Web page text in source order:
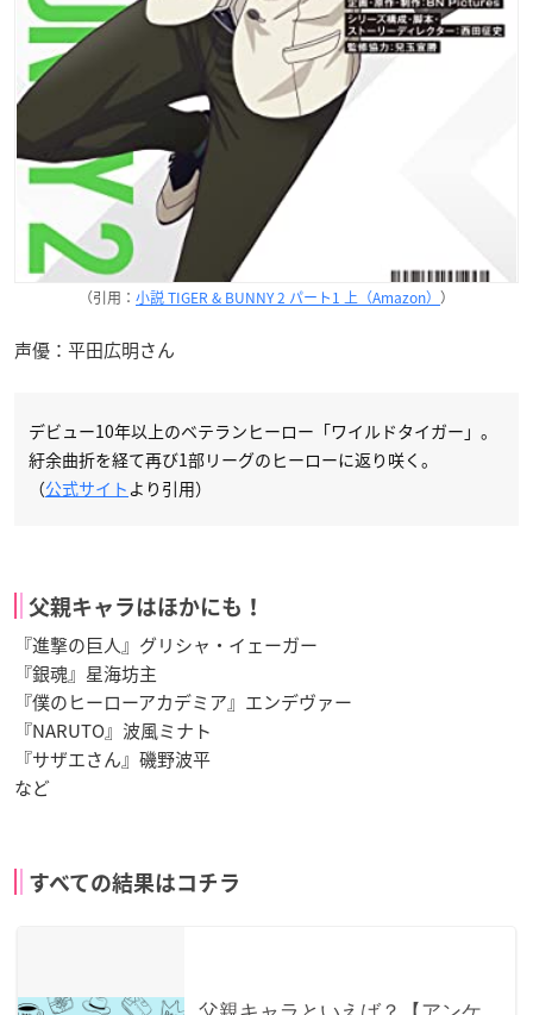
（引用： 小説 TIGER & BUNNY 2 パート1 上（Amazon） ）
声優：平田広明さん
デビュー10年以上のベテランヒーロー「ワイルドタイガー」。
紆余曲折を経て再び1部リーグのヒーローに返り咲く。
（公式サイト より引用）
父親キャラはほかにも！
『進撃の巨人』グリシャ・イェーガー
『銀魂』星海坊主
『僕のヒーローアカデミア』エンデヴァー
『NARUTO』波風ミナト
『サザエさん』磯野波平
など
すべての結果はコチラ